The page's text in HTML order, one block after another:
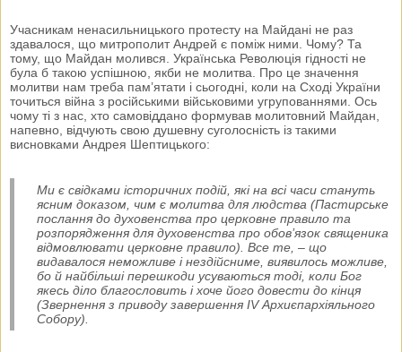
Учасникам ненасильницького протесту на Майдані не раз
здавалося, що митрополит Андрей є поміж ними. Чому? Та
тому, що Майдан молився. Українська Революція гідності не
була б такою успішною, якби не молитва. Про це значення
молитви нам треба пам’ятати і сьогодні, коли на Cході України
точиться війна з російськими військовими угрупованнями. Ось
чому ті з нас, хто самовіддано формував молитовний Майдан,
напевно, відчують свою душевну суголосність із такими
висновками Андрея Шептицького:
Ми є свідками історичних подій, які на всі часи стануть
ясним доказом, чим є молитва для людства (Пастирське
послання до духовенства про церковне правило та
розпорядження для духовенства про обов’язок священика
відмовлювати церковне правило). Все те, – що
видавалося неможливе і нездійсниме, виявилось можливе,
бо й найбільші перешкоди усуваються тоді, коли Бог
якесь діло благословить і хоче його довести до кінця
(Звернення з приводу завершення ІV Архиєпархіяльного
Собору).